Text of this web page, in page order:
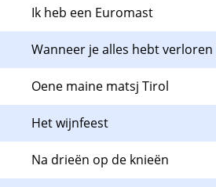
Ik heb een Euromast
Wanneer je alles hebt verloren
Oene maine matsj Tirol
Het wijnfeest
Na drieën op de knieën